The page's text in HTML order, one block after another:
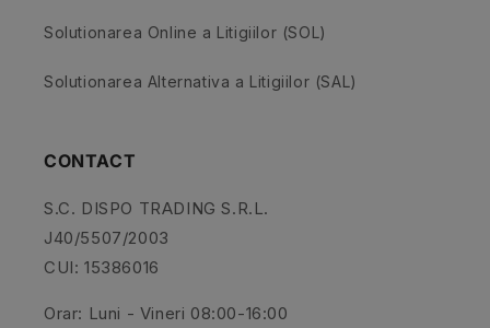
Solutionarea Online a Litigiilor (SOL)
Solutionarea Alternativa a Litigiilor (SAL)
CONTACT
S.C. DISPO TRADING S.R.L.
J40/5507/2003
CUI: 15386016
Orar: Luni - Vineri 08:00-16:00